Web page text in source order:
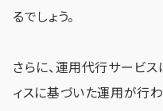
るでしょう。
さらに、運用代行サービ
ィスに基づいた運用が行